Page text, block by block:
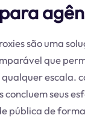
são uma
que
escala.
seus
pública de